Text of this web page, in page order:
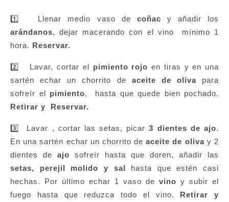
1️⃣ Llenar medio vaso de coñac y añadir los
arándanos, dejar macerando con el vino mínimo 1
hora. Reservar.
2️⃣ Lavar, cortar el pimiento rojo en tiras y en una
sartén echar un chorrito de aceite de olivapara
sofreír el pimiento, hasta que quede bien pochado.
Retirar y Reservar.
3️⃣ Lavar , cortar las setas, picar3 dientes de ajo.
En una sartén echar un chorrito deaceite de olivay 2
dientes de ajo sofreír hasta que doren, añadir las
setas, perejil molido y sal hasta que estén casi
hechas. Por último echar 1 vaso de vino y subir el
fuego hasta que reduzca todo el vino. Retirar y